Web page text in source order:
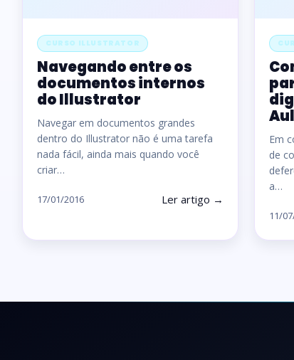
CURSO ILLUSTRATOR
Navegando entre os
documentos internos
do Illustrator
Navegar em documentos grandes
dentro do Illustrator não é uma tarefa
nada fácil, ainda mais quando você
criar…
17/01/2016 Ler artigo →
Em
de
a…
11/